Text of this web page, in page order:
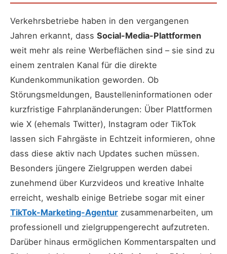
Verkehrsbetriebe haben in den vergangenen
Jahren erkannt, dass Social-Media-Plattformen
weit mehr als reine Werbeflächen sind – sie sind zu
einem zentralen Kanal für die direkte
Kundenkommunikation geworden. Ob
Störungsmeldungen, Baustelleninformationen oder
kurzfristige Fahrplanänderungen: Über Plattformen
wie X (ehemals Twitter), Instagram oder TikTok
lassen sich Fahrgäste in Echtzeit informieren, ohne
dass diese aktiv nach Updates suchen müssen.
Besonders jüngere Zielgruppen werden dabei
zunehmend über Kurzvideos und kreative Inhalte
erreicht, weshalb einige Betriebe sogar mit einer
TikTok-Marketing-Agentur zusammenarbeiten, um
professionell und zielgruppengerecht aufzutreten.
Darüber hinaus ermöglichen Kommentarspalten und